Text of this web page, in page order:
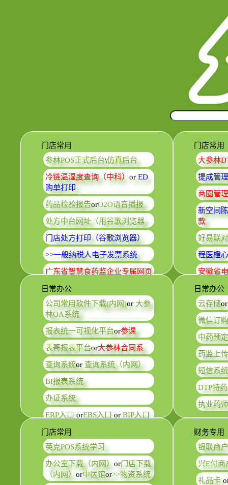
门店常用
参林POS正式后台\仿真后台
冷链温湿度查询（中科） or ED
购单打印
药品检验报告orO2O语音播报
处方中台网址（用谷歌浏览器
门店处方打印（谷歌浏览器）
>>一般纳税人电子发票系统
广东省智慧食药监企业专属网页
门店常用
大参林
提成管
商圈管
新空间
款
好易联
程医橙
安徽省
日常办公
公司常用软件下载(内网)or 大参
林OA系统
报表统一可视化平台or参课
表哥报表平台or大参林合同系
查询系统or 查询系统（内网）
BI报表系统
办证系统
ERP入口orEBS入口or BIP入口
日常办公
云存储or
微信订购
中药预
药监上
短信系统
DTP特
执业药
门店常用
英克POS系统学习
办公室下载（内网）or门店下载
（内网） or中医馆or>>物资系统
财务专用
银联商
兴E付商
礼品卡